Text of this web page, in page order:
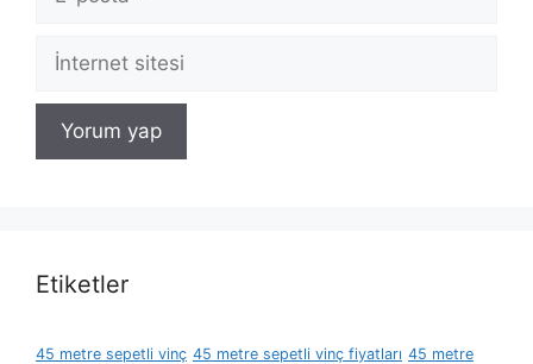
posta
İnternet
sitesi
Etiketler
45 metre sepetli vinç 45 metre sepetli vinç fiyatları 45 metre